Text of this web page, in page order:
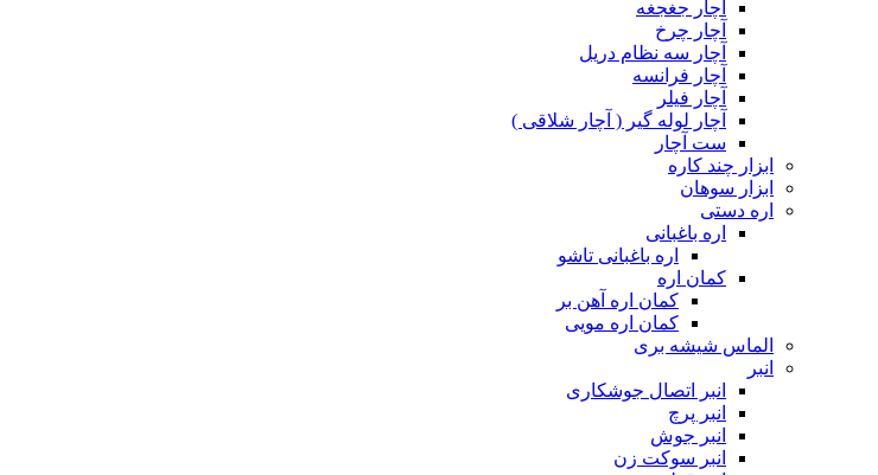
آچار جغجغه
آچار چرخ
آچار سه نظام دریل
آچار فرانسه
آچار فیلر
آچار لوله گیر ( آچار شلاقی )
ست آچار
ابزار چند کاره
ابزار سوهان
اره دستی
اره باغبانی
اره باغبانی تاشو
کمان اره
کمان اره آهن بر
کمان اره مویی
الماس شیشه بری
انبر
انبر اتصال جوشکاری
انبر پرچ
انبر جوش
انبر سوکت زن